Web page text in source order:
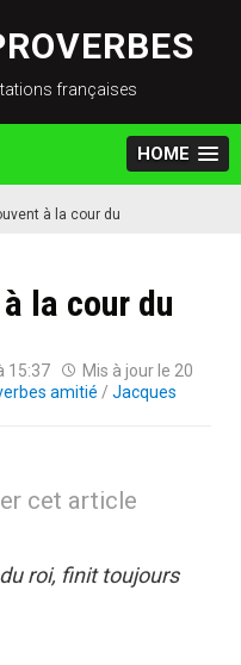
françaises
HOME
à la cour du
la cour du
15:37 Mis à jour le 20
amitié / Jacques
cet article
roi, finit toujours